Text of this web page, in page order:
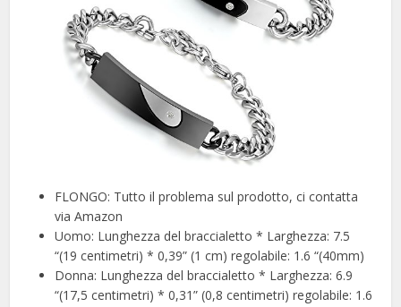
FLONGO: Tutto il problema sul prodotto, ci contatta
via Amazon
Uomo: Lunghezza del braccialetto * Larghezza: 7.5
“(19 centimetri) * 0,39” (1 cm) regolabile: 1.6 “(40mm)
Donna: Lunghezza del braccialetto * Larghezza: 6.9
“(17,5 centimetri) * 0,31” (0,8 centimetri) regolabile: 1.6